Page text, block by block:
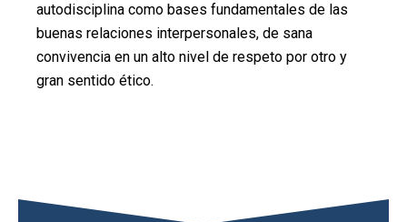
autodisciplina como bases fundamentales de las
buenas relaciones interpersonales, de sana
convivencia en un alto nivel de respeto por otro y
gran sentido ético.